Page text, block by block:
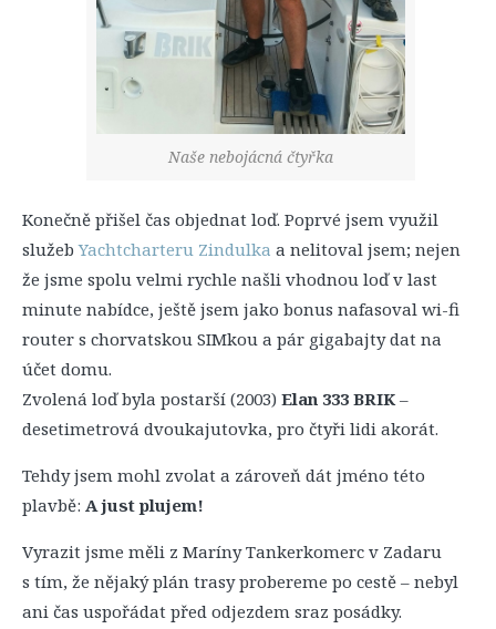
Naše nebojácná čtyřka
Konečně přišel čas objednat loď. Poprvé jsem využil
služebYachtcharteru Zindulka a nelitoval jsem; nejen
že jsme spolu velmi rychle našli vhodnou loď v last
minute nabídce, ještě jsem jako bonus nafasoval wi-fi
router s chorvatskou SIMkou a pár gigabajty dat na
účet domu.
Zvolená loď byla postarší (2003) Elan 333 BRIK–
desetimetrová dvoukajutovka, pro čtyři lidi akorát.
Tehdy jsem mohl zvolat a zároveň dát jméno této
plavbě: A just plujem!
Vyrazit jsme měli z Maríny Tankerkomerc v Zadaru
s tím, že nějaký plán trasy probereme po cestě – nebyl
ani čas uspořádat před odjezdem sraz posádky.